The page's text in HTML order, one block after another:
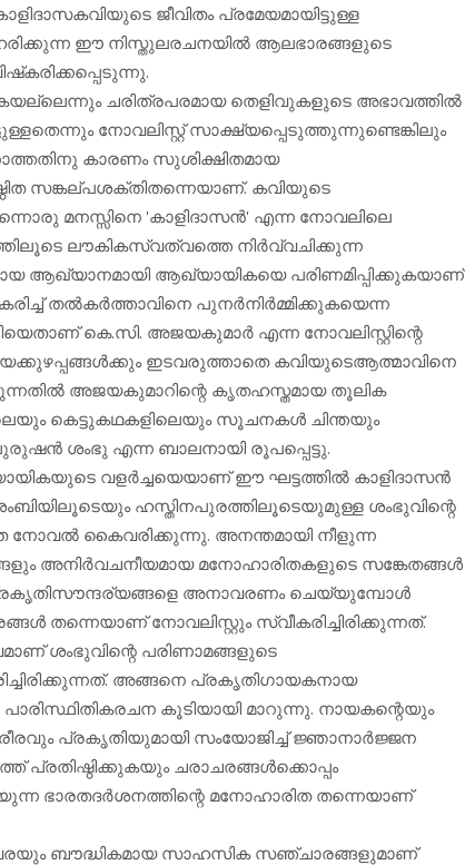
ജീവിതം പ്രമേയമായിട്ടുള്ള
ഈ നിസ്തുലരചനയില്‍ ആലഭാരങ്ങളുടെ
ചരിത്രപരമായ തെളിവുകളുടെ അഭാവത്തില്‍
നോവലിസ്റ്റ് സാക്ഷ്യപ്പെടുത്തുന്നുണ്ടെങ്കിലും
കാരണം സുശിക്ഷിതമായ
സങ്കല്പശക്തിതന്നെയാണ്. കവിയുടെ
മനസ്സിനെ 'കാളിദാസന്‍' എന്ന നോവലിലെ
ലൗകികസ്വത്വത്തെ നിര്‍വ്വചിക്കുന്ന
ആഖ്യാനമായി ആഖ്യായികയെ പരിണമിപ്പിക്കുകയാണ്
തല്‍കര്‍ത്താവിനെ പുനര്‍നിര്‍മ്മിക്കുകയെന്ന
കെ.സി. അജയകുമാര്‍ എന്ന നോവലിസ്റ്റിന്റെ
ഇടവരുത്താതെ കവിയുടെആത്മാവിനെ
അജയകുമാറിന്റെ കൃതഹസ്തമായ തൂലിക
കെട്ടുകഥകളിലെയും സൂചനകള്‍ ചിന്തയും
ശംഭു എന്ന ബാലനായി രൂപപ്പെട്ടു.
വളര്‍ച്ചയെയാണ് ഈ ഘട്ടത്തില്‍ കാളിദാസന്‍
ഹസ്തിനപുരത്തിലൂടെയുമുള്ള ശംഭുവിന്റെ
നോവല്‍ കൈവരിക്കുന്നു. അനന്തമായി നീളുന്ന
അനിര്‍വചനീയമായ മനോഹാരിതകളുടെ സങ്കേതങ്ങള്‍
അനാവരണം ചെയ്യുമ്പോള്‍
തന്നെയാണ് നോവലിസ്റ്റും സ്വീകരിച്ചിരിക്കുന്നത്.
ശംഭുവിന്റെ പരിണാമങ്ങളുടെ
അങ്ങനെ പ്രകൃതിഗായകനായ
കൂടിയായി മാറുന്നു. നായകന്റെയും
പ്രകൃതിയുമായി സംയോജിച്ച് ജ്ഞാനാര്‍ജ്ജന
പ്രതിഷ്ഠിക്കുകയും ചരാചരങ്ങള്‍ക്കൊപ്പം
ഭാരതദര്‍ശനത്തിന്റെ മനോഹാരിത തന്നെയാണ്
ബൗദ്ധികമായ സാഹസിക സഞ്ചാരങ്ങളുമാണ്